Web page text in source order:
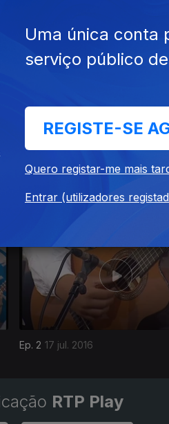
Ep. 10 11 set. 2016
Ep. 2 17 jul. 2016
RTP Play
Uma única conta
serviço público
REGISTE-SE
Quero registar-me mais
Entrar (utilizadores